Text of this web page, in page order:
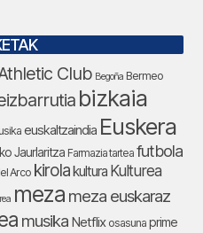
Club Begoña Bermeo
bizkaia
euskaltzaindia Euskera
Jaurlaritza Farmazia tartea futbola
Arco kirolakultura Kulturea
meza meza euskaraz
musika Netflix osasuna prime